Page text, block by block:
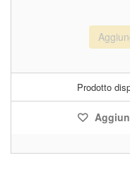
Prodotto